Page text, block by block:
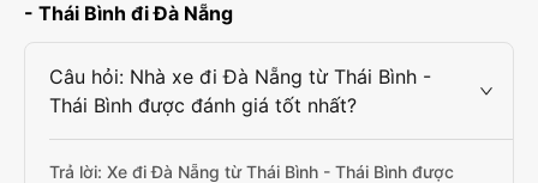
- Thái Bình đi Đà Nẵng
Câu hỏi: Nhà xe đi Đà Nẵng từ Thái Bình -
Thái Bình được đánh giá tốt nhất?
Trả lời: Xe đi Đà Nẵng từ Thái Bình - Thái Bình được